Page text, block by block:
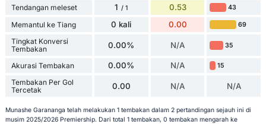
Tendangan meleset 1 / 1 0.53 43
Memantul ke Tiang 0 kali 0.00 69
Tingkat Konversi
Tembakan
0.00% N/A 35
Akurasi Tembakan 0.00% N/A 15
Tembakan Per Gol
Tercetak
0.00 N/A N/A
Munashe Garananga telah melakukan 1 tembakan dalam 2 pertandingan sejauh ini di
musim 2025/2026 Premiership. Dari total 1 tembakan, 0 tembakan mengarah ke